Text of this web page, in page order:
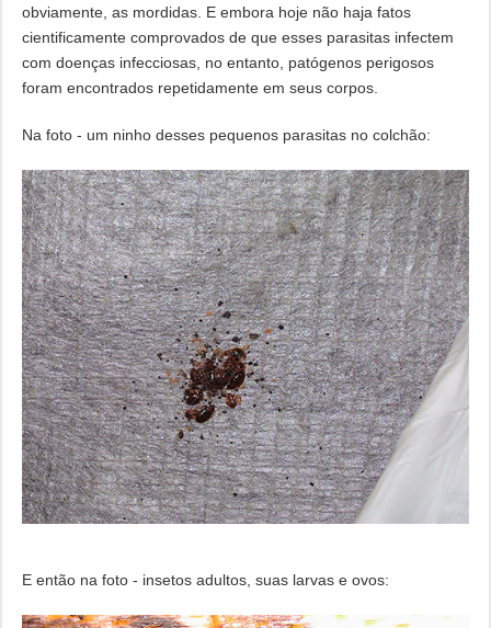
obviamente, as mordidas. E embora hoje não haja fatos
cientificamente comprovados de que esses parasitas infectem
com doenças infecciosas, no entanto, patógenos perigosos
foram encontrados repetidamente em seus corpos.
Na foto - um ninho desses pequenos parasitas no colchão:
E então na foto - insetos adultos, suas larvas e ovos: